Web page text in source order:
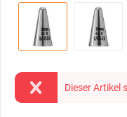
Dieser Artikel